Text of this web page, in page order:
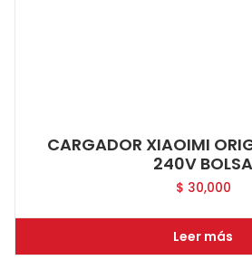
CARGADOR XIAOIMI
240V BOLSA
$ 30,000
Leer más